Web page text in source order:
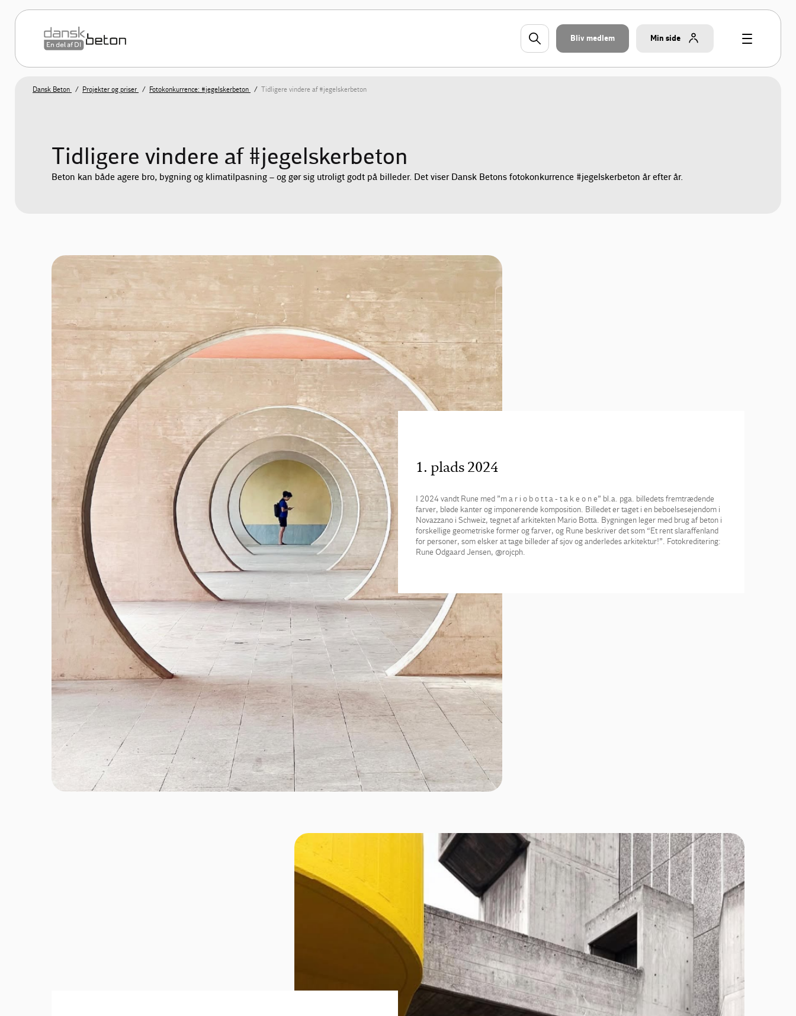
Bliv medlem Min side
Dansk Beton Projekter og priser Fotokonkurrence: #jegelskerbeton Tidligere vindere af #jegelskerbeton
Tidligere vindere af #jegelskerbeton
Beton kan både agere bro, bygning og klimatilpasning – og gør sig utroligt godt på billeder. Det viser Dansk Betons fotokonkurrence #jegelskerbeton år efter år.
1. plads 2024
I 2024 vandt Rune med ”m a r i o b o t t a - t a k e o n e” bl.a. pga. billedets fremtrædende
farver, bløde kanter og imponerende komposition. Billedet er taget i en beboelsesejendom i
Novazzano i Schweiz, tegnet af arkitekten Mario Botta. Bygningen leger med brug af beton i
forskellige geometriske former og farver, og Rune beskriver det som “Et rent slaraffenland
for personer, som elsker at tage billeder af sjov og anderledes arkitektur!”. Fotokreditering:
Rune Odgaard Jensen, @rojcph.